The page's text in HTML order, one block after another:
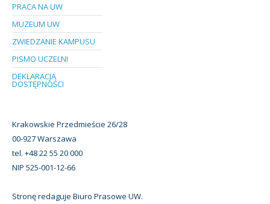
PRACA NA UW
MUZEUM UW
ZWIEDZANIE KAMPUSU
PISMO UCZELNI
DEKLARACJA
DOSTĘPNOŚCI
Krakowskie Przedmieście 26/28
00-927 Warszawa
tel. +48 22 55 20 000
NIP 525-001-12-66
Stronę redaguje Biuro Prasowe UW.